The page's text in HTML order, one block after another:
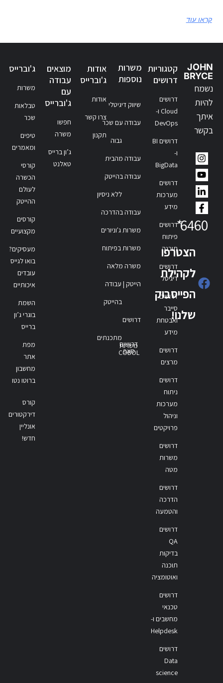
קראו עוד
JOHN
BRYCE
נשמח
להיות
איתך
בקשר
6460
*
הצטרפו
לקהילת
הפייסבוק
שלנו!
קטגוריות
דרושים
דרושים
Cloud ו-
DevOps
דרושים BI
ו-
BigData
דרושים
מערכות
מידע
דרושים
פיתוח
תוכנה
דרושים
דיגיטל
דרושים
סייבר
ואבטחת
מידע
דרושים
מרצים
דרושים
ניתוח
מערכות
וניהול
פרויקטים
דרושים
משרות
מטה
דרושים
הדרכה
והטמעה
דרושים
QA
בדיקות
תוכנה
ואוטומציה
דרושים
טכנאי
מחשבים ו-
Helpdesk
דרושים
Data
science
משרות
נוספות
שיווק דיגיטלי
עבודה עם שכר
גבוה
עבודה מהבית
עבודה בהייטק
ללא ניסיון
עבודה בהדרכה
משרות ג'וניורים
משרות בפיתוח
משרה מלאה
הייטק | עבודה
בהייטק
דרושים
מתכנתים
דרושים
סאפ
משרות
COBOL
אודות
ג'וברייס
אודות
צרו קשר
תקנון
מוצאים
עבודה
עם
ג'וברייס
חפשו
משרה
ג’ון ברייס
טאלנט
ג'וברייס
משרות
טבלאות
שכר
טיפים
ומאמרים
קורסי
הכשרה
לעולם
ההייטק
קורסים
מקצועיים
מעסיקים?
בואו לגייס
עובדים
איכותיים
השמת
בוגרי ג’ון
ברייס
מפת
אתר
מחשבון
ברוטו נטו
קורס
דירקטורים
אונליין
חדש!